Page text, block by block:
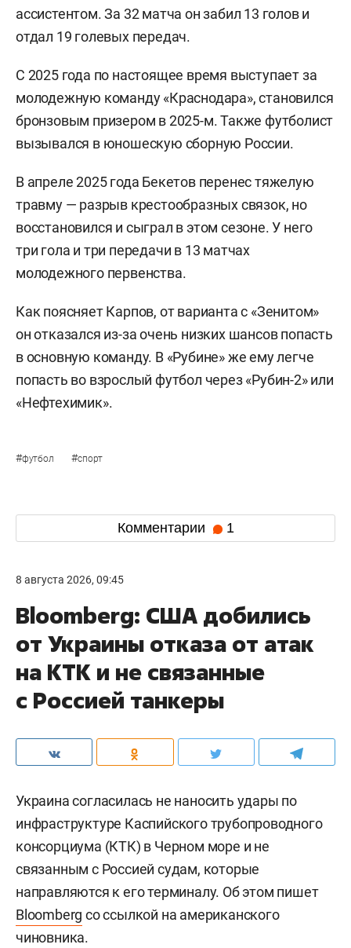
ассистентом. За 32 матча он забил 13 голов и
отдал 19 голевых передач.
С 2025 года по настоящее время выступает за
молодежную команду «Краснодара», становился
бронзовым призером в 2025-м. Также футболист
вызывался в юношескую сборную России.
В апреле 2025 года Бекетов перенес тяжелую
травму — разрыв крестообразных связок, но
восстановился и сыграл в этом сезоне. У него
три гола и три передачи в 13 матчах
молодежного первенства.
Как поясняет Карпов, от варианта с «Зенитом»
он отказался из-за очень низких шансов попасть
в основную команду. В «Рубине» же ему легче
попасть во взрослый футбол через «Рубин-2» или
«Нефтехимик».
#футбол #спорт
Комментарии 1
8 августа 2026, 09:45
Bloomberg: США добились
от Украины отказа от атак
на КТК и не связанные
с Россией танкеры
Украина согласилась не наносить удары по
инфраструктуре Каспийского трубопроводного
консорциума (КТК) в Черном море и не
связанным с Россией судам, которые
направляются к его терминалу. Об этом пишет
Bloomberg со ссылкой на американского
чиновника.